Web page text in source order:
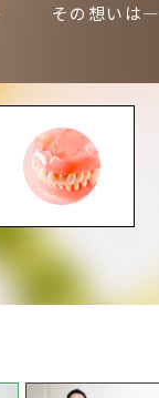
その想いは―